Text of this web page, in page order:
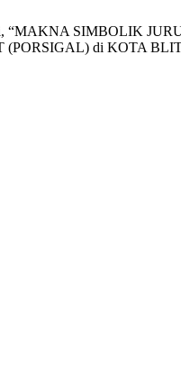
“MAKNA SIMBOLIK
di KOTA